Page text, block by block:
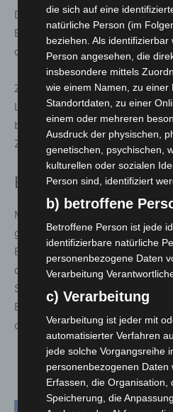
Das Gelände wurde möglichst
Ergänzend sind heimische
die Pflanzung eines
Zwei Stellplätze des
Ladepunkte für
bereits für eine spätere
Zusätzlich stehen 20
Einordnung
Mit dem Neubau reagiert die
gestiegene Anforderungen an
Einsatzfähigkeit der
des über 60 Jahre alten
Schritt zur langfristigen
Einsatzbereitschaft im
der ehrenamtlichen Strukturen.
die sich auf eine
natürliche Person (im
beziehen. Als
Person angesehen, die
insbesondere mittels
wie einem Namen, zu einer
Standortdaten, zu einer
einem oder mehreren
Ausdruck der physischen,
genetischen, psychischen,
kulturellen oder sozialen
Person sind, identifiziert
b) betroffene
Betroffene Person ist jede
identifizierbare natürliche
personenbezogene Daten
Verarbeitung
c) Verarbeitung
Verarbeitung ist jeder mit
automatisierter Verfahren
jede solche Vorgangsreihe
personenbezogenen Daten
Erfassen, die Organisation,
Speicherung, die